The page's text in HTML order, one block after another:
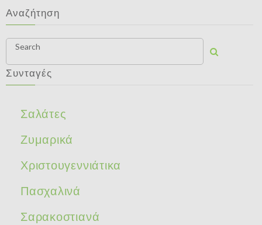
Αναζήτηση
Search
Συνταγές
Σαλάτες
Ζυμαρικά
Χριστουγεννιάτικα
Πασχαλινά
Σαρακοστιανά